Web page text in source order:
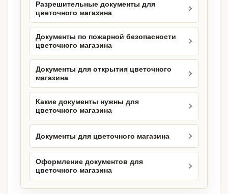
Разрешительные документы для
цветочного магазина
Документы по пожарной безопасности
цветочного магазина
Документы для открытия цветочного
магазина
Какие документы нужны для
цветочного магазина
Документы для цветочного магазина
Оформление документов для
цветочного магазина